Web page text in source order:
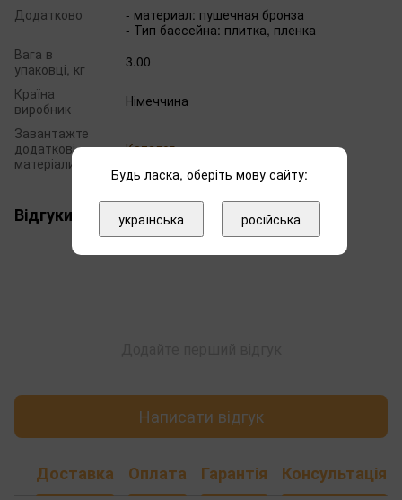
Додатково
- материал: пушечная бронза
- Тип бассейна: плитка, пленка
Вага в
упаковці, кг
3.00
Країна
виробник
Німеччина
Завантажте
додаткові
матеріали
Каталог
Відгуки
Написати відгук
Доставка Оплата Гарантія Консультація
Будь ласка, оберіть мову сайту:
українська російська